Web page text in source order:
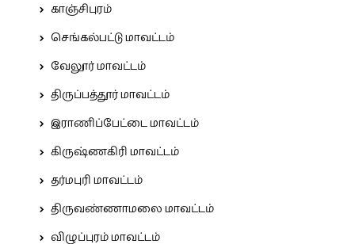
காஞ்சிபுரம்
செங்கல்பட்டு மாவட்டம்
வேலூர் மாவட்டம்
திருப்பத்தூர் மாவட்டம்
இராணிப்பேட்டை மாவட்டம்
கிருஷ்ணகிரி மாவட்டம்
தர்மபுரி மாவட்டம்
திருவண்ணாமலை மாவட்டம்
விழுப்புரம் மாவட்டம்